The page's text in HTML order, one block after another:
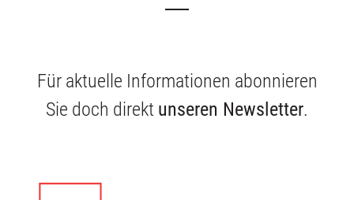
Für aktuelle Informationen abonnieren
Sie doch direkt unseren Newsletter.